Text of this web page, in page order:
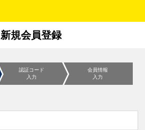
新規会員登録
認証コード
入力
会員情報
入力